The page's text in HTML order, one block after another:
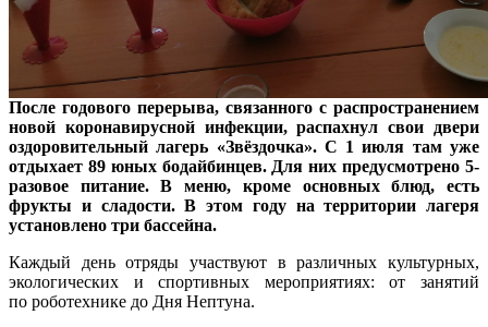
После годового перерыва, связанного с распространением
новой коронавирусной инфекции, распахнул свои двери
оздоровительный лагерь «Звёздочка». С 1 июля там уже
отдыхает 89 юных бодайбинцев. Для них предусмотрено 5-
разовое питание. В меню, кроме основных блюд, есть
фрукты и сладости. В этом году на территории лагеря
установлено три бассейна.
Каждый день отряды участвуют в различных культурных,
экологических и спортивных мероприятиях: от занятий
по роботехнике до Дня Нептуна.